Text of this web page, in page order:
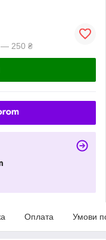
— 250 ₴
Оплата Умови